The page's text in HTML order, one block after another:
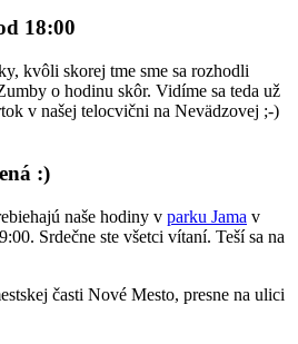
18:00
kvôli skorej tme sme sa rozhodli
o hodinu skôr. Vidíme sa teda už
v našej telocvični na Nevädzovej ;-)
:)
naše hodiny v parku Jama v
Srdečne ste všetci vítaní. Teší sa na
časti Nové Mesto, presne na ulici